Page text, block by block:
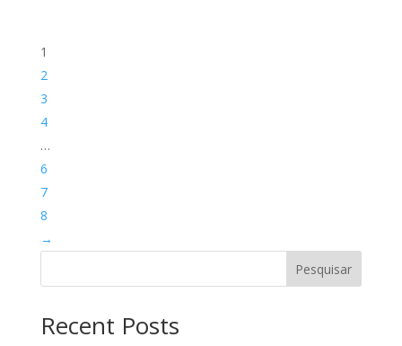
1
2
3
4
…
6
7
8
→
Pesquisar
Recent Posts